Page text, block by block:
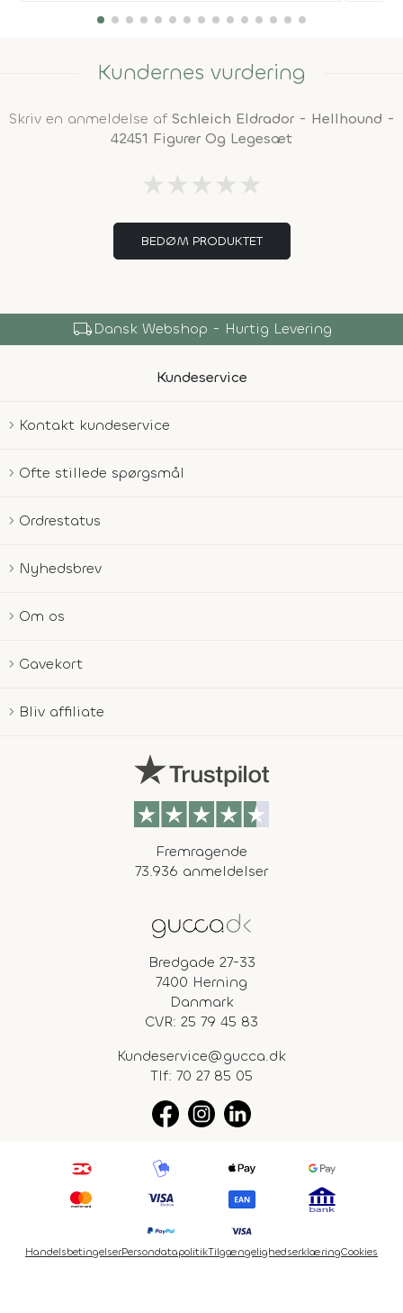
Kundernes vurdering
Skriv en anmeldelse af Schleich Eldrador - Hellhound -
42451 Figurer Og Legesæt
★ ★ ★ ★ ★
BEDØM PRODUKTET
local_shippingDansk Webshop - Hurtig Levering
Kundeservice
Kontakt kundeservice
Ofte stillede spørgsmål
Ordrestatus
Nyhedsbrev
Om os
Gavekort
Bliv affiliate
Fremragende
73.936 anmeldelser
Bredgade 27-33
7400 Herning
Danmark
CVR: 25 79 45 83
Kundeservice@gucca.dk
Tlf: 70 27 85 05
HandelsbetingelserPersondatapolitikTilgængelighedserklæringCookies